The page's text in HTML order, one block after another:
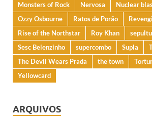
Monsters of Rock
Nervosa Nuclear
Ozzy Osbourne
Ratos de Porão
Rise of the Northstar
Roy Khan
Sesc Belenzinho
supercombo Supla
The Devil Wears Prada
the town
Yellowcard
ARQUIVOS